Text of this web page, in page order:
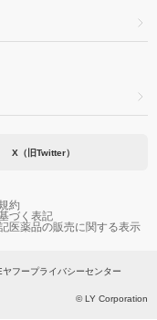
X（旧Twitter）
約
づく表記
医薬品の販売に関する表示
ヤフープライバシーセンター
© LY Corporation